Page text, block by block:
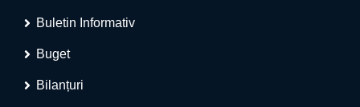
Buletin Informativ
Buget
Bilanțuri